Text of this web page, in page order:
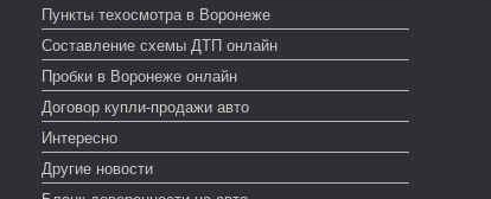
Пункты техосмотра в Воронеже
Составление схемы ДТП онлайн
Пробки в Воронеже онлайн
Договор купли-продажи авто
Интересно
Другие новости